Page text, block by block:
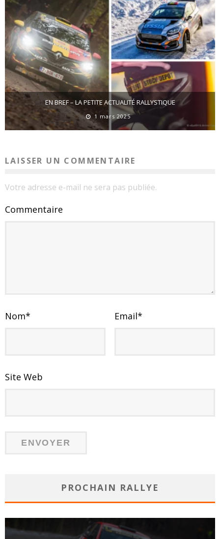
EN BREF – LA PETITE ACTUALITÉ RALLYSTIQUE
1 mars 2025
LAISSER UN COMMENTAIRE
Votre adresse e-mail ne sera pas publiée.
Commentaire
Nom* Email*
Site Web
PROCHAIN RALLYE